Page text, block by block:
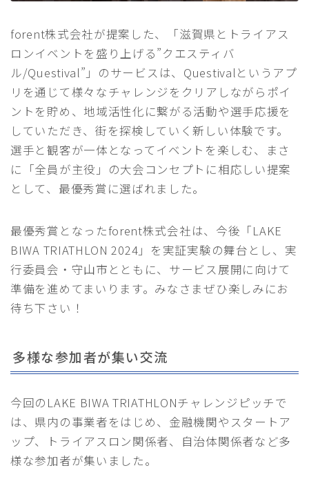
forent株式会社が提案した、「滋賀県とトライアス
ロンイベントを盛り上げる”クエスティバ
ル/Questival”」のサービスは、Questivalというアプ
リを通じて様々なチャレンジをクリアしながらポイ
ントを貯め、地域活性化に繋がる活動や選手応援を
していただき、街を探検していく新しい体験です。
選手と観客が一体となってイベントを楽しむ、まさ
に「全員が主役」の大会コンセプトに相応しい提案
として、最優秀賞に選ばれました。
最優秀賞となったforent株式会社は、今後「LAKE
BIWA TRIATHLON 2024」を実証実験の舞台とし、実
行委員会・守山市とともに、サービス展開に向けて
準備を進めてまいります。みなさまぜひ楽しみにお
待ち下さい！
多様な参加者が集い交流
今回のLAKE BIWA TRIATHLONチャレンジピッチで
は、県内の事業者をはじめ、金融機関やスタートア
ップ、トライアスロン関係者、自治体関係者など多
様な参加者が集いました。